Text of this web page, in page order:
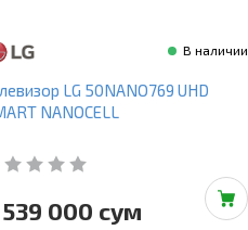
В наличии
LG 50NANO769 UHD
NANOCELL
000 сум